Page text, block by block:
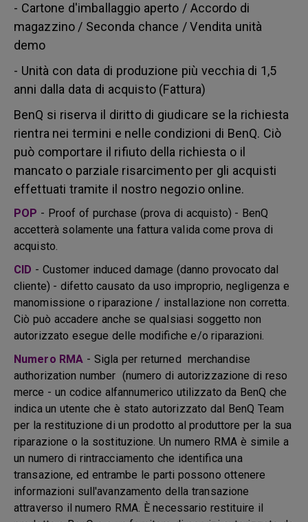
- Cartone d'imballaggio aperto / Accordo di
magazzino / Seconda chance / Vendita unità
demo
- Unità con data di produzione più vecchia di 1,5
anni dalla data di acquisto (Fattura)
BenQ si riserva il diritto di giudicare se la richiesta
rientra nei termini e nelle condizioni di BenQ. Ciò
può comportare il rifiuto della richiesta o il
mancato o parziale risarcimento per gli acquisti
effettuati tramite il nostro negozio online.
POP - Proof of purchase (prova di acquisto) - BenQ
accetterà solamente una fattura valida come prova di
acquisto.
CID - Customer induced damage (danno provocato dal
cliente) - difetto causato da uso improprio, negligenza e
manomissione o riparazione / installazione non corretta.
Ciò può accadere anche se qualsiasi soggetto non
autorizzato esegue delle modifiche e/o riparazioni.
Numero RMA - Sigla per returned merchandise
authorization number (numero di autorizzazione di reso
merce - un codice alfannumerico utilizzato da BenQ che
indica un utente che è stato autorizzato dal BenQ Team
per la restituzione di un prodotto al produttore per la sua
riparazione o la sostituzione. Un numero RMA è simile a
un numero di rintracciamento che identifica una
transazione, ed entrambe le parti possono ottenere
informazioni sull'avanzamento della transazione
attraverso il numero RMA. È necessario restituire il